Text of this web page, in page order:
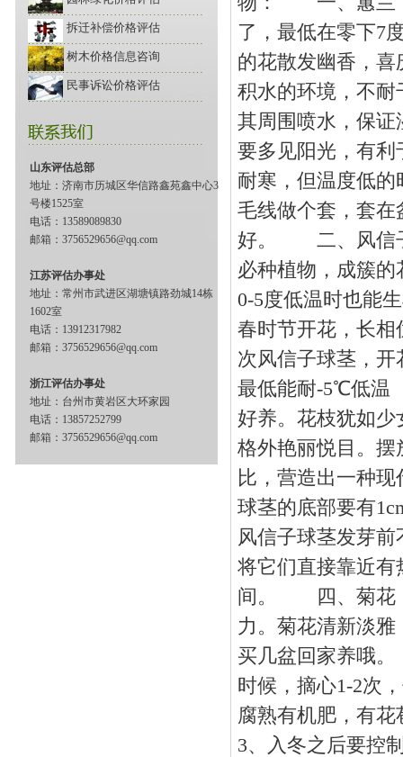
拆迁补偿价格评估
树木价格信息咨询
民事诉讼价格评估
山东评估总部
地址：济南市历城区华信路鑫苑鑫中心3
号楼1525室
电话：13589089830
邮箱：3756529656@qq.com
江苏评估办事处
地址：常州市武进区湖塘镇路劲城14栋
1602室
电话：13912317982
邮箱：3756529656@qq.com
浙江评估办事处
地址：台州市黄岩区大环家园
电话：13857252799
邮箱：3756529656@qq.com
了，最低在零下7
的花散发幽香，
积水的环境，不
其周围喷水，保
要多见阳光，有
耐寒，但温度低
毛线做个套，套
好。 二、风信
必种植物，成簇
0-5度低温时也能
春时节开花，长
次风信子球茎，
最低能耐-5℃低温
好养。花枝犹如
格外艳丽悦目。
比，营造出一种
球茎的底部要有
风信子球茎发芽
将它们直接靠近
间。 四、菊花
力。菊花清新淡
买几盆回家养哦
时候，摘心1-2次
腐熟有机肥，有
3、入冬之后要控